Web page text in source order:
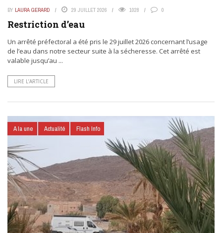
BY LAURA GERARD 29 JUILLET 2026 1028 0
Restriction d’eau
Un arrêté préfectoral a été pris le 29 juillet 2026 concernant l’usage
de l’eau dans notre secteur suite à la sécheresse. Cet arrêté est
valable jusqu’au ...
LIRE L’ARTICLE
A la une Actualité Flash Info